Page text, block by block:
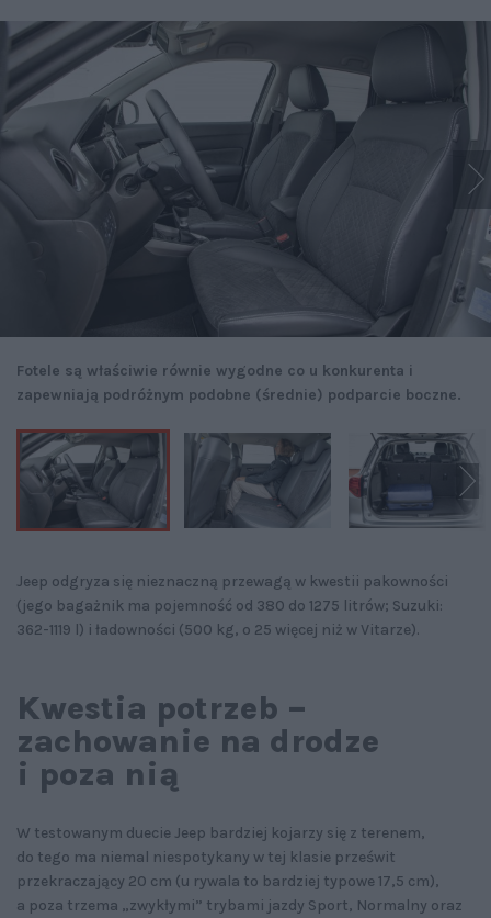
Fotele są właściwie równie wygodne co u konkurenta i
zapewniają podróżnym podobne (średnie) podparcie boczne.
Jeep odgryza się nieznaczną przewagą w kwestii pakowności
(jego bagażnik ma pojemność od 380 do 1275 litrów; Suzuki:
362-1119 l) i ładowności (500 kg, o 25 więcej niż w Vitarze).
Kwestia potrzeb –
zachowanie na drodze
i poza nią
W testowanym duecie Jeep bardziej kojarzy się z terenem,
do tego ma niemal niespotykany w tej klasie prześwit
przekraczający 20 cm (u rywala to bardziej typowe 17,5 cm),
a poza trzema „zwykłymi” trybami jazdy Sport, Normalny oraz